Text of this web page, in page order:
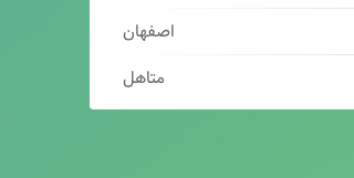
اصفهان
متاهل